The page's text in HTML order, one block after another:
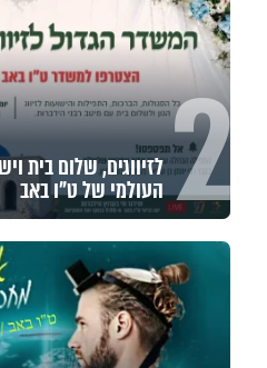
2 לזיווגים, שלום בית
העולמי של ט"ו באב